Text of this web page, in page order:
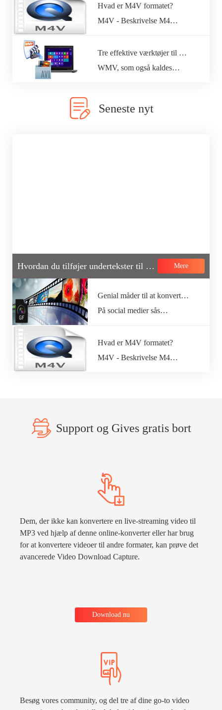
Hvad er M4V formatet?
M4V - Beskrivelse M4…
Tre effektive værktøjer til konvertering af WMV til AVI med lethed
WMV, som også kaldes…
Seneste nyt
Hvordan du tilføjer undertekster til MP4-filer Mere
Genial måder til at konvertere video til GIF
På social medier sås…
Hvad er M4V formatet?
M4V - Beskrivelse M4…
Support og Gives gratis bort
Dem, der ikke kan konvertere en live-streaming video til
MP3 ved hjælp af denne online-konverter eller har brug
for at konvertere videoer til andre formater, kan prøve det
avancerede Video Download Capture.
Download nu
Besøg vores community, og del tre af dine go-to video